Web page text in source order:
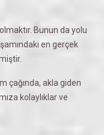
Bunun da yolu
en gerçek
çağında, akla giden
kolaylıklar ve